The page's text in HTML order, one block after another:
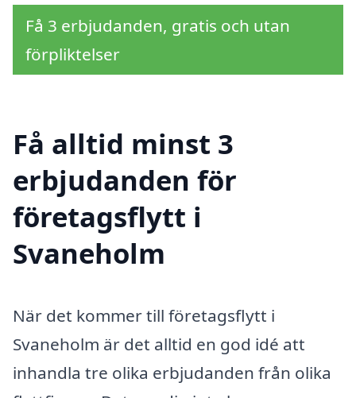
Få 3 erbjudanden, gratis och utan
förpliktelser
Få alltid minst 3
erbjudanden för
företagsflytt i
Svaneholm
När det kommer till företagsflytt i
Svaneholm är det alltid en god idé att
inhandla tre olika erbjudanden från olika